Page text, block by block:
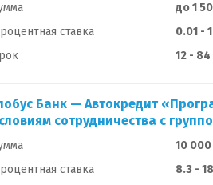
до 1
ставка
0.01 -
12 -
Банк — Автокредит
сотрудничества с
10
ставка
8.3 -